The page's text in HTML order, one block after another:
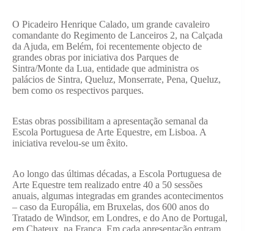
O Picadeiro Henrique Calado, um grande cavaleiro
comandante do Regimento de Lanceiros 2, na Calçada
da Ajuda, em Belém, foi recentemente objecto de
grandes obras por iniciativa dos Parques de
Sintra/Monte da Lua, entidade que administra os
palácios de Sintra, Queluz, Monserrate, Pena, Queluz,
bem como os respectivos parques.
Estas obras possibilitam a apresentação semanal da
Escola Portuguesa de Arte Equestre, em Lisboa. A
iniciativa revelou-se um êxito.
Ao longo das últimas décadas, a Escola Portuguesa de
Arte Equestre tem realizado entre 40 a 50 sessões
anuais, algumas integradas em grandes acontecimentos
– caso da Europália, em Bruxelas, dos 600 anos do
Tratado de Windsor, em Londres, e do Ano de Portugal,